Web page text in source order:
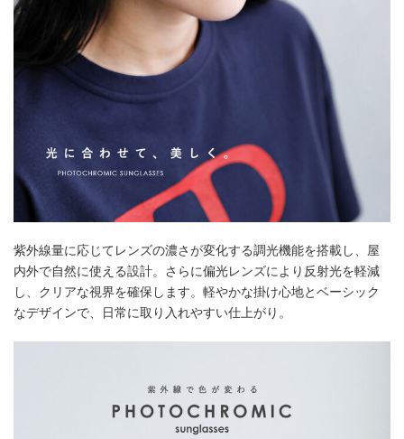
紫外線量に応じてレンズの濃さが変化する調光機能を搭載し、屋
内外で自然に使える設計。さらに偏光レンズにより反射光を軽減
し、クリアな視界を確保します。軽やかな掛け心地とベーシック
なデザインで、日常に取り入れやすい仕上がり。